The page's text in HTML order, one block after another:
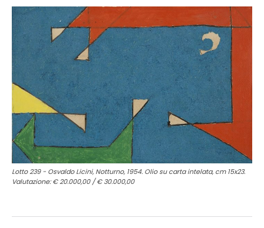
Lotto 239 - Osvaldo Licini, Notturno, 1954. Olio su carta intelata, cm 15x23.
Valutazione: € 20.000,00 / € 30.000,00